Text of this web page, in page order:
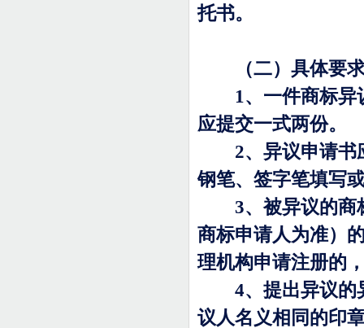
托书。
（二）具体要
1、一件商标
应提交一式两份。
2、异议申请
钢笔、签字笔填写
3、被异议的
商标申请人为准）
理机构申请注册的
4、提出异议
议人名义相同的印